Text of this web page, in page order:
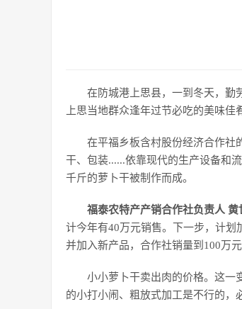
在防城港上思县，一到冬天，勤
上思当地群众逢年过节必吃的美味
在平福乡板含村股份经济合作社
干、包装......依靠现代的生产设备和
千斤的萝卜干被制作而成。
福泰农特产产销合作社负责人 黄
计今年有40万元销售。下一步，计划
并加入新产品，合作社销量到100万
小小萝卜干卖出肉的价格。这一
的小打小闹、粗放式加工是不行的，